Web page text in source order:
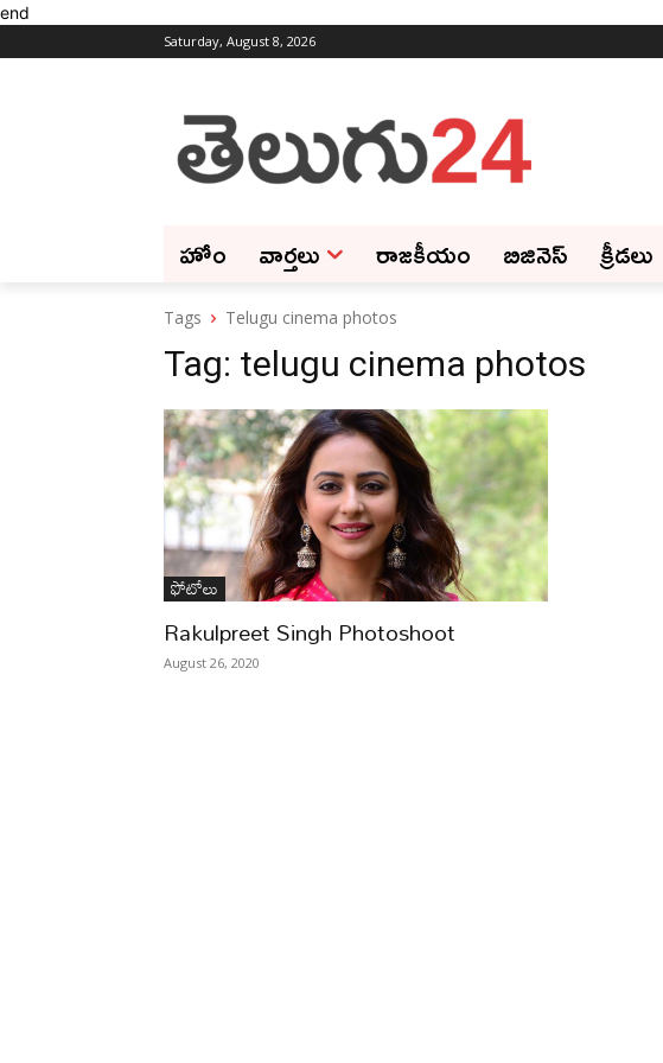
end
Saturday, August 8, 2026
హోం వార్తలు రాజకీయం బిజినెస్‌ క్రీడలు
Tags Telugu cinema photos
Tag: telugu cinema photos
ఫోటోలు
Rakulpreet Singh Photoshoot
August 26, 2020